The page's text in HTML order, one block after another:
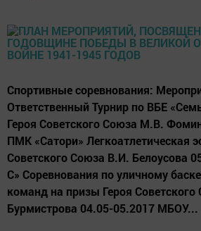
Спортивные соревнования:
Ответственный Турнир по ВБЕ
Героя Советского Союза М.В.
ПМК «Сатори» Легкоатлетическая
Советского Союза В.И. Белоусова
С» Соревнования по уличному
команд на призы Героя
Бурмистрова 04.05-05.2017 МБОУ...